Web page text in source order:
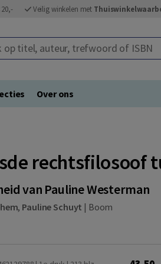
Veilig winkelen met
titel, auteur, trefwoord of ISBN
Over ons
rechtsfilosoof
van Pauline Westerman
, Pauline Schuyt | Boom